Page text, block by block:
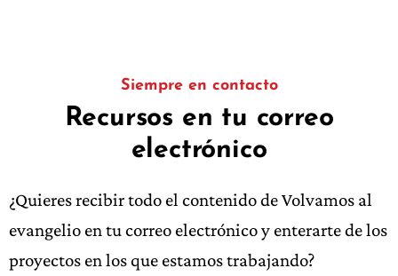
Siempre en contacto
Recursos en tu correo
electrónico
¿Quieres recibir todo el contenido de Volvamos al
evangelio en tu correo electrónico y enterarte de los
proyectos en los que estamos trabajando?